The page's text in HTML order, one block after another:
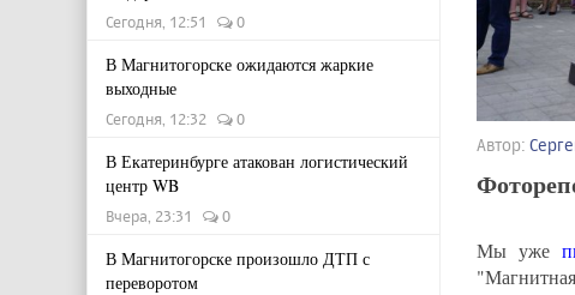
Сегодня, 12:51 0
В Магнитогорске ожидаются жаркие
выходные
Сегодня, 12:32 0
В Екатеринбурге атакован логистический
центр WB
Вчера, 23:31 0
В Магнитогорске произошло ДТП с
переворотом
Автор:
Мы уже